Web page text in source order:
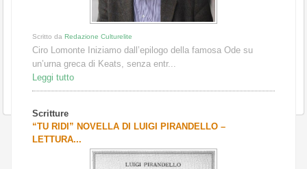
Scritto da Redazione Culturelite
Ciro Lomonte Iniziamo dall’epilogo della famosa Ode su
un’urna greca di Keats, senza entr...
Leggi tutto
Scritture
“TU RIDI” NOVELLA DI LUIGI PIRANDELLO –
LETTURA...